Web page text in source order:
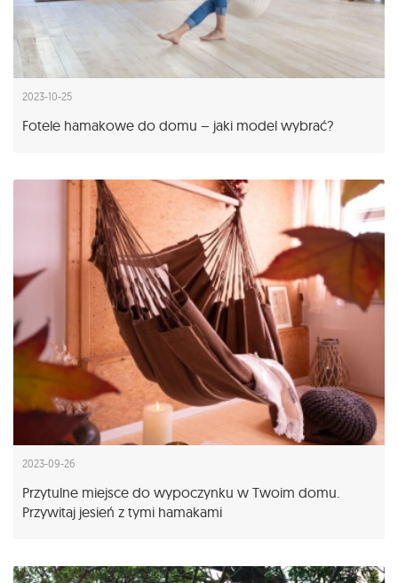
2023-10-25
Fotele hamakowe do domu – jaki model wybrać?
2023-09-26
Przytulne miejsce do wypoczynku w Twoim domu.
Przywitaj jesień z tymi hamakami